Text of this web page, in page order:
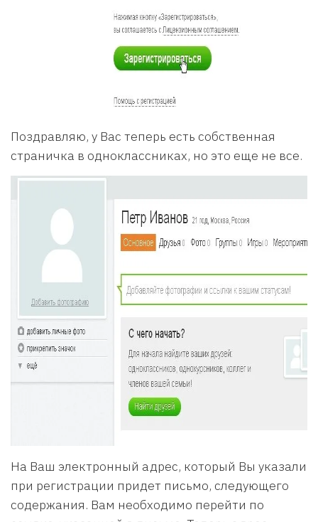
Поздравляю, у Вас теперь есть собственная
страничка в одноклассниках, но это еще не все.
На Ваш электронный адрес, который Вы указали
при регистрации придет письмо, следующего
содержания. Вам необходимо перейти по